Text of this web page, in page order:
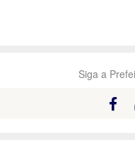
Siga a